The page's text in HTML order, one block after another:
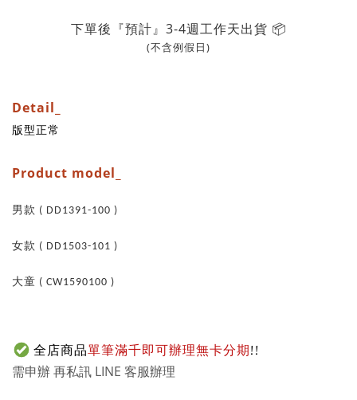
下單後『預計』3-4週工作天出貨 📦
(不含例假日)
Detail_
版型正常
Product model_
男款 ( DD1391-100 )
女款 ( DD1503-101 )
大童 ( CW1590100 )
全店商品單筆滿千即可辦理無卡分期!!
需申辦 再私訊 LINE 客服辦理